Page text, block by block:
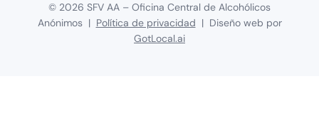
© 2026 SFV AA – Oficina Central de Alcohólicos
Anónimos | Política de privacidad | Diseño web por
GotLocal.ai